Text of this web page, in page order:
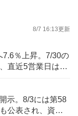
8/7 16:13更新
7.6％上昇。7/30の
直近5営業日は戻
示。8/3には第58
公表され、資金